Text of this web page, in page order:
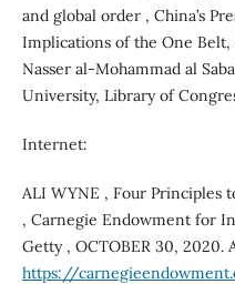
and global order , China’s
Implications of the One
Nasser al-Mohammad al
University, Library of
Internet:
ALI WYNE , Four Principles
, Carnegie Endowment for
Getty , OCTOBER 30, 2020.
https://